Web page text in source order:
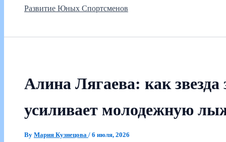
Развитие Юных Спортсменов
Алина Лягаева: как звезда
усиливает молодежную
By Мария Кузнецова / 6 июля, 2026